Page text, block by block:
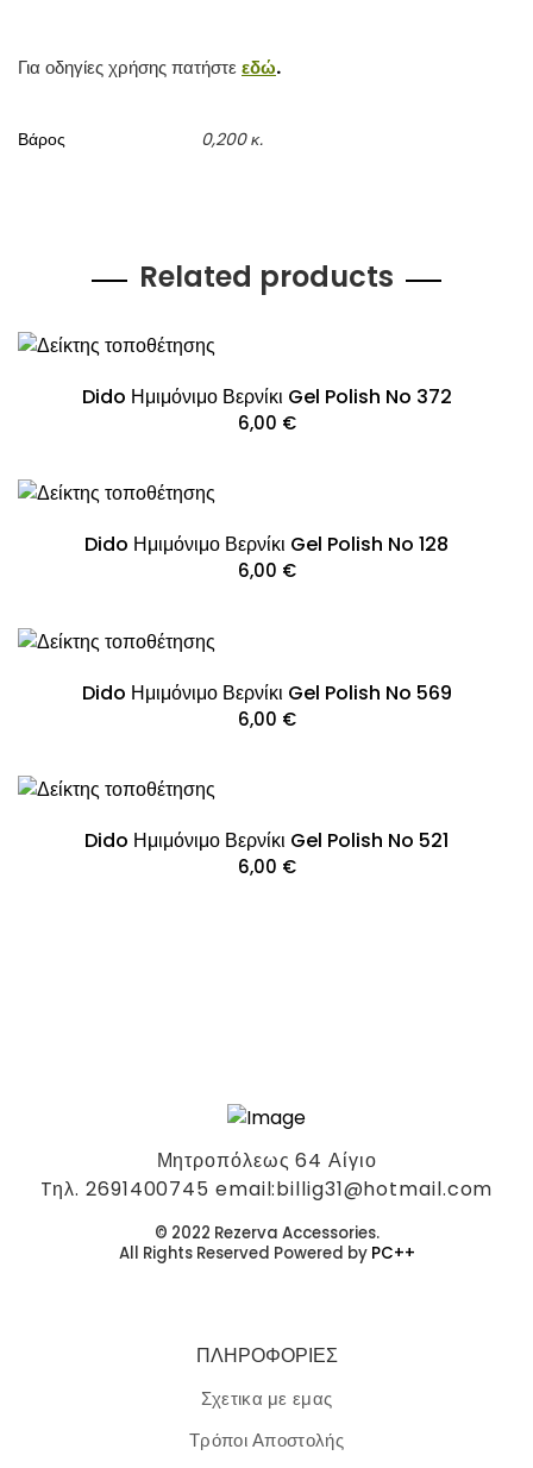
Για οδηγίες χρήσης πατήστεεδώ.
Βάρος 0,200 κ.
Related products
Dido Ημιμόνιμο Βερνίκι Gel Polish No 372
6,00 €
Dido Ημιμόνιμο Βερνίκι Gel Polish No 128
6,00 €
Dido Ημιμόνιμο Βερνίκι Gel Polish No 569
6,00 €
Dido Ημιμόνιμο Βερνίκι Gel Polish No 521
6,00 €
Μητροπόλεως 64 Αίγιο
Tηλ. 2691400745 email:billig31@hotmail.com
© 2022 Rezerva Accessories.
All Rights Reserved Powered by PC++
ΠΛΗΡΟΦΟΡΙΕΣ
Σχετικα με εμας
Τρόποι Αποστολής